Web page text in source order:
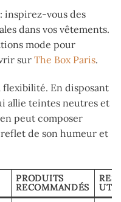
inspirez-vous des
dans vos vêtements.
mode pour
sur The Box Paris.
flexibilité. En disposant
allie teintes neutres et
peut composer
de son humeur et
PRODUITS
RECOMMANDÉS